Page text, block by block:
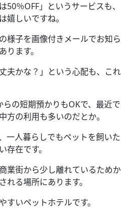
50％OFF」というサービスも、
嬉しいですね。
様子を画像付きメールでお知ら
ります。
夫かな？」という心配も、これ
らの短期預かりもOKで、最近で
方の利用も多いのだとか。
一人暮らしでもペットを飼いた
存在です。
業街から少し離れているためか
れる場所にあります。
すいペットホテルです。